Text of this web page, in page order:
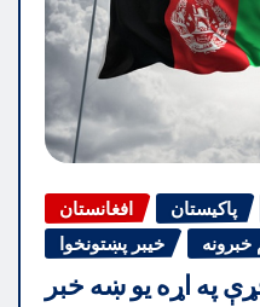
افغانستان پاکیستان
خیبر پښتونخوا
په اړه یو ښه خبر